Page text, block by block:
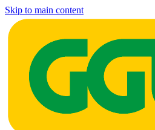
Skip to main content